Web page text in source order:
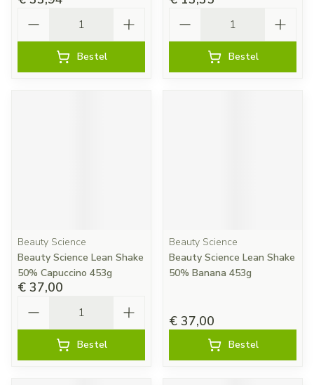
Bestel Bestel
Beauty Science
Beauty Science Lean Shake
50% Capuccino 453g
€ 37,00
Bestel
Beauty Science
Beauty Science Lean Shake
50% Banana 453g
€ 37,00
Bestel